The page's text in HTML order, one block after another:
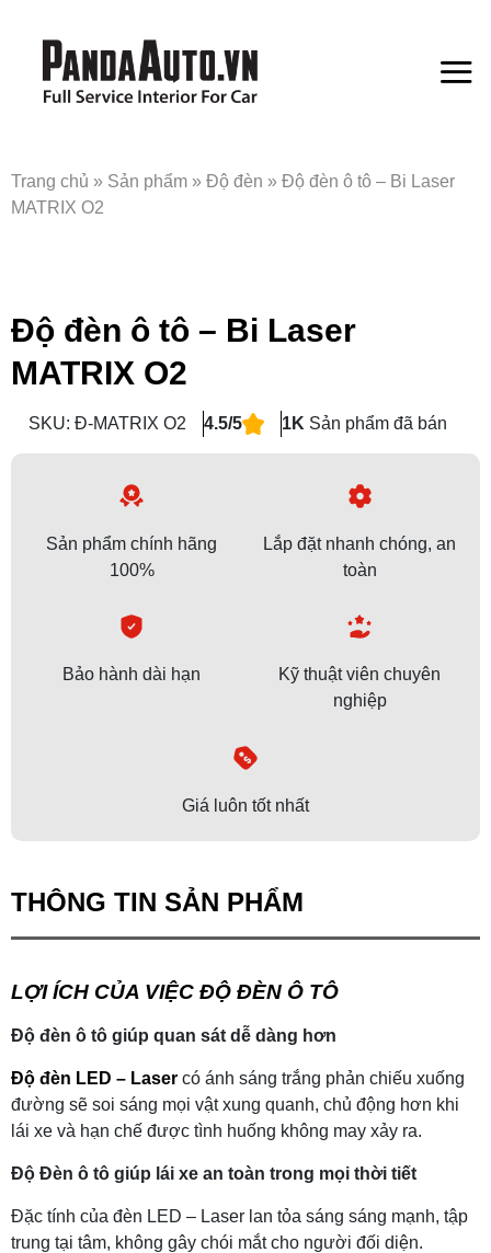
Trang chủ » Sản phẩm » Độ đèn » Độ đèn ô tô – Bi Laser
MATRIX O2
Độ đèn ô tô – Bi Laser
MATRIX O2
SKU: Đ-MATRIX O2 4.5/5 1K Sản phẩm đã bán
Sản phẩm chính hãng
100%
Lắp đặt nhanh chóng, an
toàn
Bảo hành dài hạn
Kỹ thuật viên chuyên
nghiệp
Giá luôn tốt nhất
THÔNG TIN SẢN PHẨM
LỢI ÍCH CỦA VIỆC ĐỘ ĐÈN Ô TÔ
Độ đèn ô tô giúp quan sát dễ dàng hơn
Độ đèn LED – Laser có ánh sáng trắng phản chiếu xuống
đường sẽ soi sáng mọi vật xung quanh, chủ động hơn khi
lái xe và hạn chế được tình huống không may xảy ra.
Độ Đèn ô tô giúp lái xe an toàn trong mọi thời tiết
Đặc tính của đèn LED – Laser lan tỏa sáng sáng mạnh, tập
trung tại tâm, không gây chói mắt cho người đối diện.